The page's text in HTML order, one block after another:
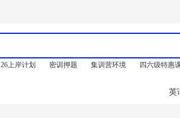
26上岸计划 密训押题 集训营环境 四六级特惠
英